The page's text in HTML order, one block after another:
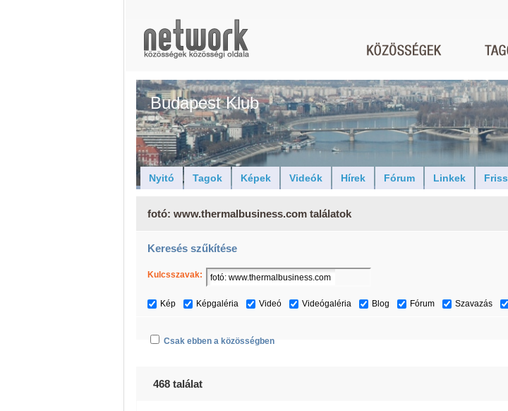
Budapest Klub
Nyitó Tagok Képek Videók Hírek Fórum Linkek Friss
fotó: www.thermalbusiness.com találatok
Keresés szűkítése
Kulcsszavak:
Kép Képgaléria Videó Videógaléria Blog Fórum Szavazás
Csak ebben a közösségben
468 találat